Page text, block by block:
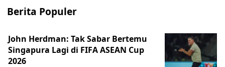
Berita Populer
John Herdman: Tak Sabar Bertemu
Singapura Lagi di FIFA ASEAN Cup
2026